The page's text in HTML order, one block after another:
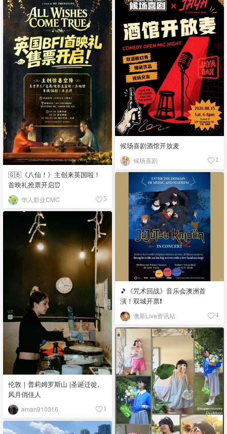
🇬🇧《八仙！》主创来英国啦！
首映礼抢票开启⏰
华人影业CMC 5
候场喜剧酒馆开放麦
候场喜剧 1
🎵《咒术回战》音乐会澳洲首
演！双城开票❗️
澳新Live资讯站 4
伦敦｜普莉姆罗斯山 |圣诞迁徙,
风月俏佳人
aman910316 1